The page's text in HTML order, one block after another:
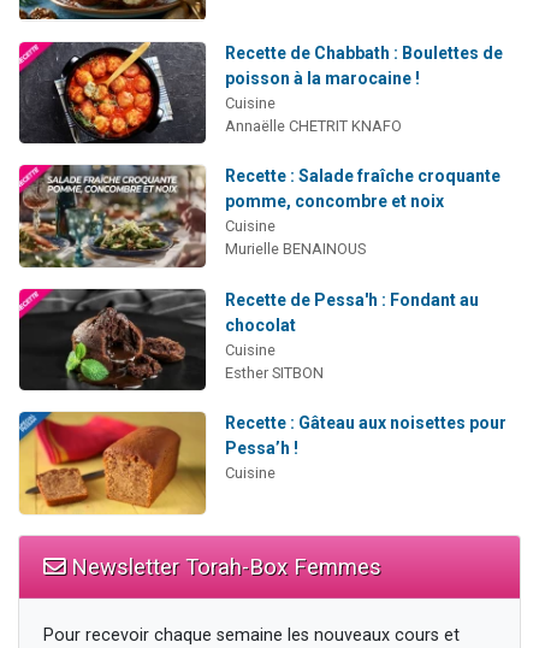
Recette de Chabbath : Boulettes de
poisson à la marocaine !
Cuisine
Annaëlle CHETRIT KNAFO
Recette : Salade fraîche croquante
pomme, concombre et noix
Cuisine
Murielle BENAINOUS
Recette de Pessa'h : Fondant au
chocolat
Cuisine
Esther SITBON
Recette : Gâteau aux noisettes pour
Pessa’h !
Cuisine
Newsletter Torah-Box Femmes
Pour recevoir chaque semaine les nouveaux cours et